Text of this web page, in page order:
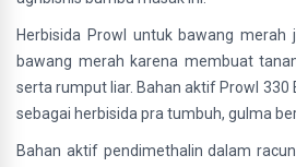
Herbisida Prowl untuk bawang
bawang merah karena membuat
serta rumput liar. Bahan aktif Prowl 330
sebagai herbisida pra tumbuh, gulma
Bahan aktif pendimethalin dalam